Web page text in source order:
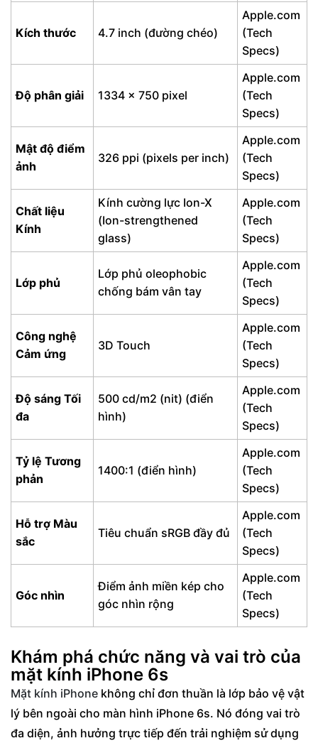
Kích thước 4.7 inch (đường chéo)
Apple.com
(Tech
Specs)
Độ phân giải 1334 x 750 pixel
Apple.com
(Tech
Specs)
Mật độ điểm
ảnh
326 ppi (pixels per inch)
Apple.com
(Tech
Specs)
Chất liệu
Kính
Kính cường lực Ion-X
(Ion-strengthened
glass)
Apple.com
(Tech
Specs)
Lớp phủ
Lớp phủ oleophobic
chống bám vân tay
Apple.com
(Tech
Specs)
Công nghệ
Cảm ứng
3D Touch
Apple.com
(Tech
Specs)
Độ sáng Tối
đa
500 cd/m2 (nit) (điển
hình)
Apple.com
(Tech
Specs)
Tỷ lệ Tương
phản
1400:1 (điển hình)
Apple.com
(Tech
Specs)
Hỗ trợ Màu
sắc
Tiêu chuẩn sRGB đầy đủ
Apple.com
(Tech
Specs)
Góc nhìn
Điểm ảnh miền kép cho
góc nhìn rộng
Apple.com
(Tech
Specs)
Khám phá chức năng và vai trò của
mặt kính iPhone 6s
Mặt kính iPhone không chỉ đơn thuần là lớp bảo vệ vật
lý bên ngoài cho màn hình iPhone 6s. Nó đóng vai trò
đa diện, ảnh hưởng trực tiếp đến trải nghiệm sử dụng